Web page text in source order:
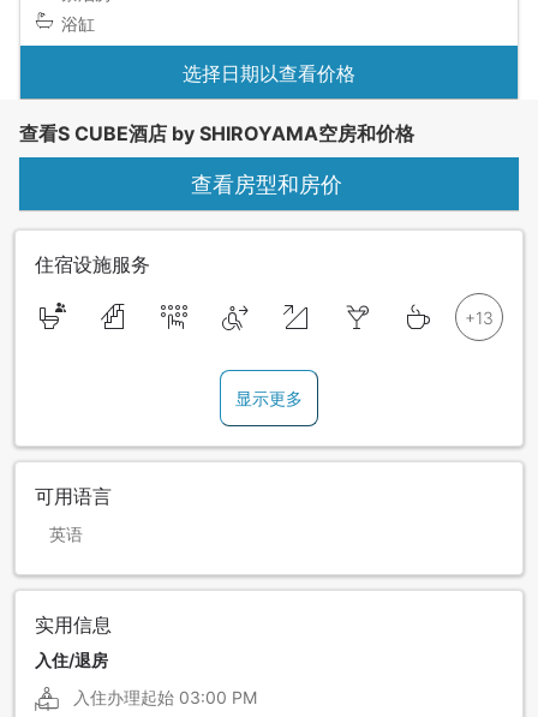
浴缸
选择日期以查看价格
查看S CUBE酒店 by SHIROYAMA空房和价格
查看房型和房价
住宿设施服务
显示更多
可用语言
英语
实用信息
入住/退房
入住办理起始 03:00 PM